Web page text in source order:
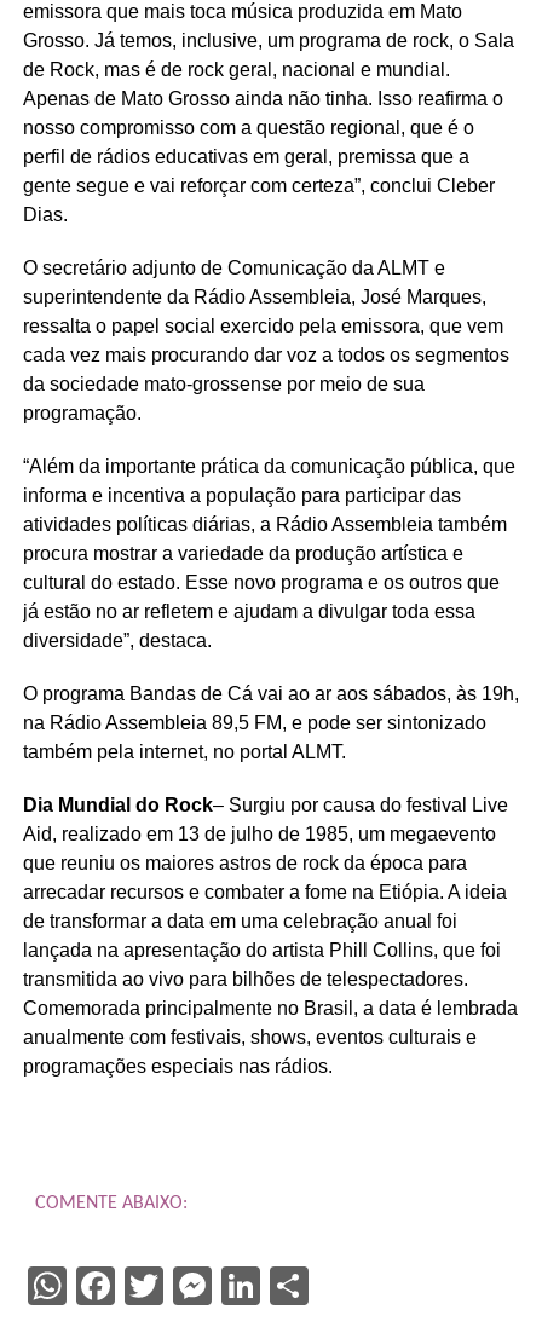
emissora que mais toca música produzida em Mato
Grosso. Já temos, inclusive, um programa de rock, o Sala
de Rock, mas é de rock geral, nacional e mundial.
Apenas de Mato Grosso ainda não tinha. Isso reafirma o
nosso compromisso com a questão regional, que é o
perfil de rádios educativas em geral, premissa que a
gente segue e vai reforçar com certeza”, conclui Cleber
Dias.
O secretário adjunto de Comunicação da ALMT e
superintendente da Rádio Assembleia, José Marques,
ressalta o papel social exercido pela emissora, que vem
cada vez mais procurando dar voz a todos os segmentos
da sociedade mato-grossense por meio de sua
programação.
“Além da importante prática da comunicação pública, que
informa e incentiva a população para participar das
atividades políticas diárias, a Rádio Assembleia também
procura mostrar a variedade da produção artística e
cultural do estado. Esse novo programa e os outros que
já estão no ar refletem e ajudam a divulgar toda essa
diversidade”, destaca.
O programa Bandas de Cá vai ao ar aos sábados, às 19h,
na Rádio Assembleia 89,5 FM, e pode ser sintonizado
também pela internet, no portal ALMT.
Dia Mundial do Rock– Surgiu por causa do festival Live
Aid, realizado em 13 de julho de 1985, um megaevento
que reuniu os maiores astros de rock da época para
arrecadar recursos e combater a fome na Etiópia. A ideia
de transformar a data em uma celebração anual foi
lançada na apresentação do artista Phill Collins, que foi
transmitida ao vivo para bilhões de telespectadores.
Comemorada principalmente no Brasil, a data é lembrada
anualmente com festivais, shows, eventos culturais e
programações especiais nas rádios.
COMENTE ABAIXO:
WhatsApp
Facebook
Twitter
Messenger
LinkedIn
Share